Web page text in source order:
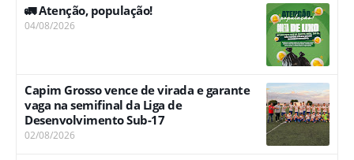
🚛 Atenção, população!
04/08/2026
Capim Grosso vence de virada e garante
vaga na semifinal da Liga de
Desenvolvimento Sub-17
02/08/2026